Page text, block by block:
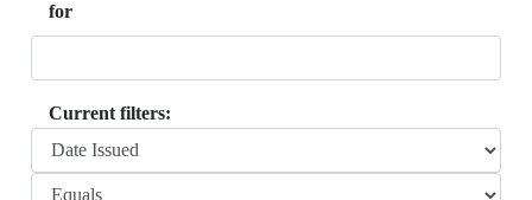
for
Current filters: